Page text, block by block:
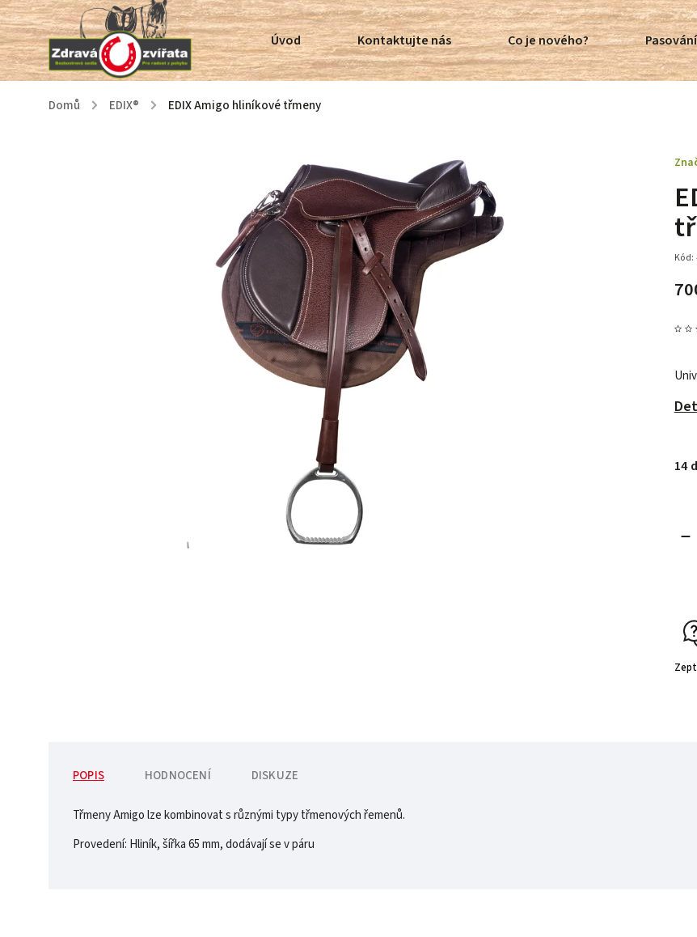
Úvod Kontaktujte nás Co je nového?
Domů / EDIX® / EDIX Amigo hliníkové třmeny
Kód:
14
POPIS HODNOCENÍ DISKUZE
Třmeny Amigo lze kombinovat s různými typy třmenových řemenů.
Provedení: Hliník, šířka 65 mm, dodávají se v páru